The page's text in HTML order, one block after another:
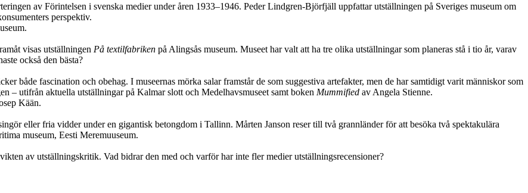
av Förintelsen i svenska medier under åren 1933–1946. Peder Lindgren-Björfjäll uppfattar utställningen på Sveriges museum om
perspektiv.
visas utställningen På textilfabriken på Alingsås museum. Museet har valt att ha tre olika utställningar som planeras stå i tio år, varav
också den bästa?
både fascination och obehag. I museernas mörka salar framstår de som suggestiva artefakter, men de har samtidigt varit människor som
– utifrån aktuella utställningar på Kalmar slott och Medelhavsmuseet samt boken Mummified av Angela Stienne.
Kään.
eller fria vidder under en gigantisk betongdom i Tallinn. Mårten Janson reser till två grannländer för att besöka två spektakulära
museum, Eesti Meremuuseum.
av utställningskritik. Vad bidrar den med och varför har inte fler medier utställningsrecensioner?